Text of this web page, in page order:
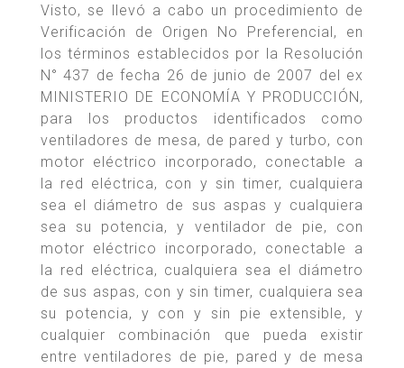
Visto, se llevó a cabo un procedimiento de
Verificación de Origen No Preferencial, en
los términos establecidos por la Resolución
N° 437 de fecha 26 de junio de 2007 del ex
MINISTERIO DE ECONOMÍA Y PRODUCCIÓN,
para los productos identificados como
ventiladores de mesa, de pared y turbo, con
motor eléctrico incorporado, conectable a
la red eléctrica, con y sin timer, cualquiera
sea el diámetro de sus aspas y cualquiera
sea su potencia, y ventilador de pie, con
motor eléctrico incorporado, conectable a
la red eléctrica, cualquiera sea el diámetro
de sus aspas, con y sin timer, cualquiera sea
su potencia, y con y sin pie extensible, y
cualquier combinación que pueda existir
entre ventiladores de pie, pared y de mesa